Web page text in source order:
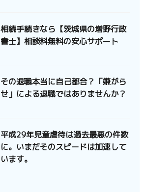
相続手続きなら【茨城県の増野行政
書士】相談料無料の安心サポート
その退職本当に自己都合？「嫌がら
せ」による退職ではありませんか？
平成29年児童虐待は過去最悪の件数
に。いまだそのスピードは加速して
います。